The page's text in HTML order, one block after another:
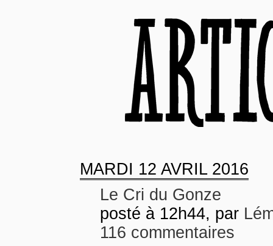
MARDI 12 AVRIL 2016
Le Cri du Gonze
posté à 12h44, par
116 commentaires